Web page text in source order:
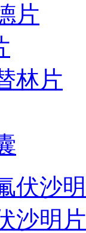
片
林片
伏沙
沙明片